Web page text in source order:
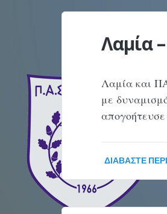
Λαμία
Λαμία και
με
ΔΙΑΒΆΣΤΕ